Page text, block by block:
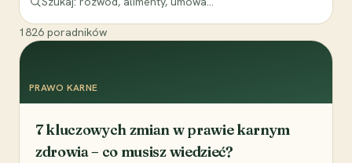
1826 poradników
PRAWO KARNE
7 kluczowych zmian w prawie karnym
zdrowia – co musisz wiedzieć?